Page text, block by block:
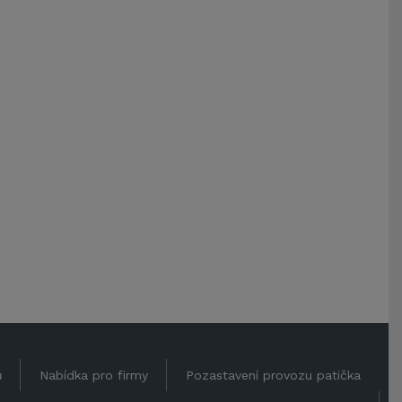
Nabídka pro firmy Pozastavení provozu patička